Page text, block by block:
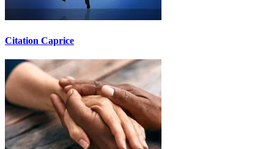
Citation Caprice